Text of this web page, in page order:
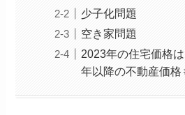
少子化問題
空き家問題
2023年の住宅価格
年以降の不動産価